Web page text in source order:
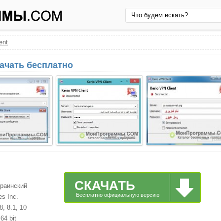
бесплатно
Inc.
8.1, 10
bit
СКАЧАТЬ
Бесплатно официальную версию